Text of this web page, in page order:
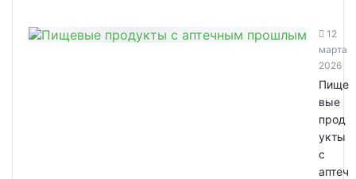
12
марта
2026
Пище
вые
прод
укты
с
аптеч